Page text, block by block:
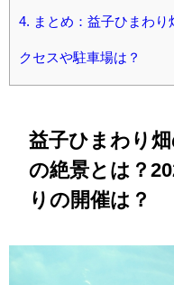
4. まとめ：益子ひまわ
クセスや駐車場は？
益子ひまわり
の絶景とは？
りの開催は？